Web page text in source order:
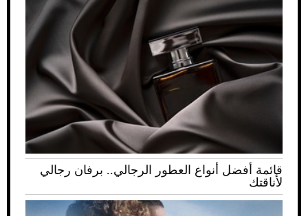
قائمة أفضل أنواع العطور الرجالي.. برفان رجالي
لأناقتك